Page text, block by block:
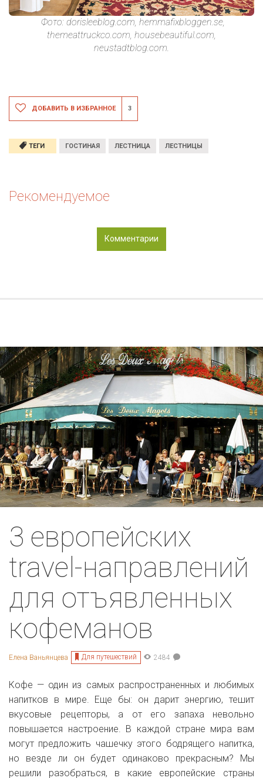
Фото: dorisleeblog.com, hemmafixbloggen.se,
themeattruckco.com, housebeautiful.com,
neustadtblog.com.
ДОБАВИТЬ В ИЗБРАННОЕ 3
ТЕГИ ГОСТИНАЯ ЛЕСТНИЦА ЛЕСТНИЦЫ
Рекомендуемое
Комментарии
3 европейских
travel-направлений
для отъявленных
кофеманов
Елена Ваньянцева Для путешествий 2484
Кофе — один из самых распространенных и любимых
напитков в мире. Еще бы: он дарит энергию, тешит
вкусовые рецепторы, а от его запаха невольно
повышается настроение. В каждой стране мира вам
могут предложить чашечку этого бодрящего напитка,
но везде ли он будет одинаково прекрасным? Мы
решили разобраться, в какие европейские страны